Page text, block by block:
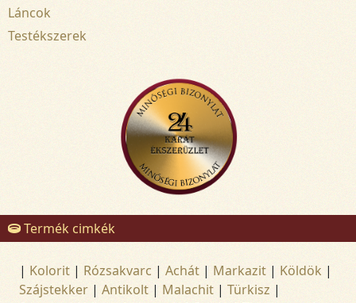
Láncok
Testékszerek
Termék cimkék
| Kolorit | Rózsakvarc | Achát | Markazit | Köldök |
Szájstekker | Antikolt | Malachit | Türkisz |